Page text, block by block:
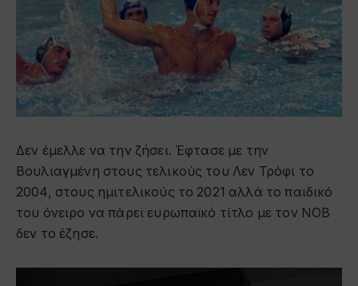
Δεν έμελλε να την ζήσει. Έφτασε με την
Βουλιαγμένη στους τελικούς του Λεν Τρόφι το
2004, στους ημιτελικούς το 2021 αλλά το παιδικό
του όνειρο να πάρει ευρωπαϊκό τίτλο με τον ΝΟΒ
δεν το έζησε.